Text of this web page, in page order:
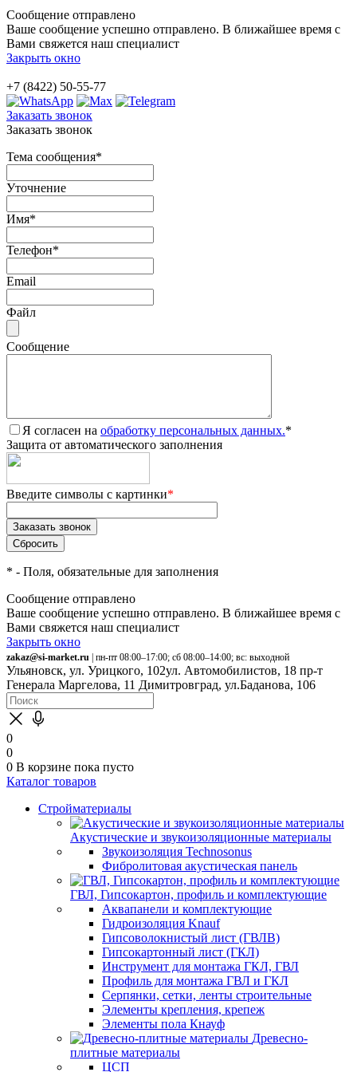
Сообщение отправлено
Ваше сообщение успешно отправлено. В ближайшее время с
Вами свяжется наш специалист
Закрыть окно
+7 (8422) 50-55-77
Заказать звонок
Заказать звонок
Тема сообщения*
Уточнение
Имя*
Телефон*
Email
Файл
Сообщение
Я согласен на обработку персональных данных.*
Защита от автоматического заполнения
Введите символы с картинки*
* - Поля, обязательные для заполнения
Сообщение отправлено
Ваше сообщение успешно отправлено. В ближайшее время с
Вами свяжется наш специалист
Закрыть окно
zakaz@si-market.ru | пн-пт 08:00–17:00; сб 08:00–14:00; вс: выходной
Ульяновск, ул. Урицкого, 102ул. Автомобилистов, 18 пр-т
Генерала Маргелова, 11 Димитровград, ул.Баданова, 106
0
0
0 В корзине пока пусто
Каталог товаров
Стройматериалы
Акустические и звукоизоляционные материалы
Звукоизоляция Technosonus
Фибролитовая акустическая панель
ГВЛ, Гипсокартон, профиль и комплектующие
Аквапанели и комплектующие
Гидроизоляция Knauf
Гипсоволокнистый лист (ГВЛВ)
Гипсокартонный лист (ГКЛ)
Инструмент для монтажа ГКЛ, ГВЛ
Профиль для монтажа ГВЛ и ГКЛ
Серпянки, сетки, ленты строительные
Элементы крепления, крепеж
Элементы пола Кнауф
Древесно-
плитные материалы
ЦСП